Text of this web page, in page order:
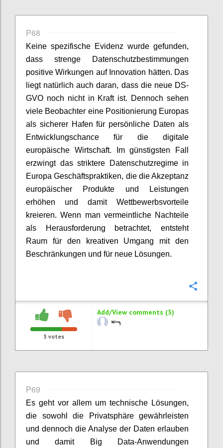
P68
Keine spezifische Evidenz wurde gefunden,
dass strenge Datenschutzbestimmungen
positive Wirkungen auf Innovation hätten. Das
liegt natürlich auch daran, dass die neue DS-
GVO noch nicht in Kraft ist. Dennoch sehen
viele Beobachter eine Positionierung Europas
als sicherer Hafen für persönliche Daten als
Entwicklungschance für die digitale
europäische Wirtschaft. Im günstigsten Fall
erzwingt das striktere Datenschutzregime in
Europa Geschäftspraktiken, die die Akzeptanz
europäischer Produkte und Leistungen
erhöhen und damit Wettbewerbsvorteile
kreieren. Wenn man vermeintliche Nachteile
als Herausforderung betrachtet, entsteht
Raum für den kreativen Umgang mit den
Beschränkungen und für neue Lösungen.
3 votes
Add/View comments (3)
P69
Es geht vor allem um technische Lösungen,
die sowohl die Privatsphäre gewährleisten
und dennoch die Analyse der Daten erlauben
und damit Big Data-Anwendungen